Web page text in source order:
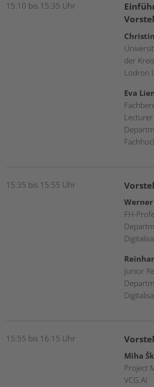
15:10 bis 15:35 Uhr
der
Lodron
Eva
Lecturer
15:35 bis 15:55 Uhr
FH-
Junior
15:55 bis 16:15 Uhr
Miha
Project
VCG.AI